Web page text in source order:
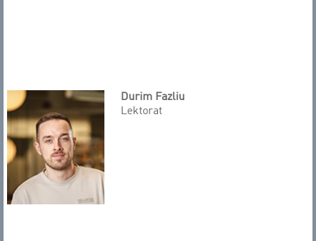
Durim Fazliu
Lektorat